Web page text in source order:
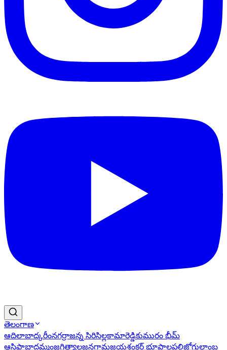
తెలంగాణ
ఆదిలాబాద్కరీంనగర్రాజన్న సిరిసిల్లకామారెడ్డికుమురం భీమ్
ఆసిఫాబాద్ఖమ్మంజగిత్యాలజనగామజయశంకర్ భూపాలపల్లిజోగులాంబ